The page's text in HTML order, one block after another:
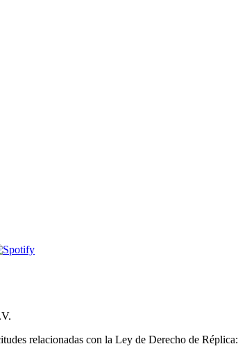
relacionadas con la Ley de Derecho de Réplica: